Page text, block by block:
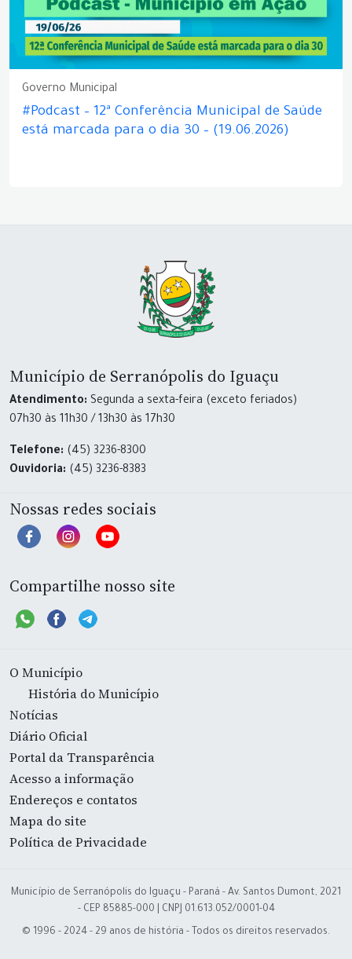
Governo Municipal
#Podcast – 12ª Conferência Municipal de Saúde
está marcada para o dia 30 – (19.06.2026)
Município de Serranópolis do Iguaçu
Atendimento: Segunda a sexta-feira (exceto feriados)
07h30 às 11h30 / 13h30 às 17h30
Telefone: (45) 3236-8300
Ouvidoria: (45) 3236-8383
Nossas redes sociais
Compartilhe nosso site
O Município
História do Município
Notícias
Diário Oficial
Portal da Transparência
Acesso a informação
Endereços e contatos
Mapa do site
Política de Privacidade
Município de Serranópolis do Iguaçu - Paraná - Av. Santos Dumont, 2021
- CEP 85885-000 | CNPJ 01.613.052/0001-04
© 1996 - 2024 - 29 anos de história - Todos os direitos reservados.